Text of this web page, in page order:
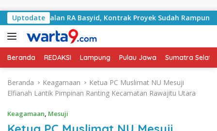
Uptodate
Jalan RA Basyid, Kontrak Proyek Sudah Rampung
Beranda REDAKSI Lampung Pulau Jawa Sumatra
Beranda Keagamaan
Ketua PC Muslimat NU Mesuji
Elfianah Lantik Pimpinan Ranting Kecamatan Rawajitu Utara
Keagamaan, Mesuji